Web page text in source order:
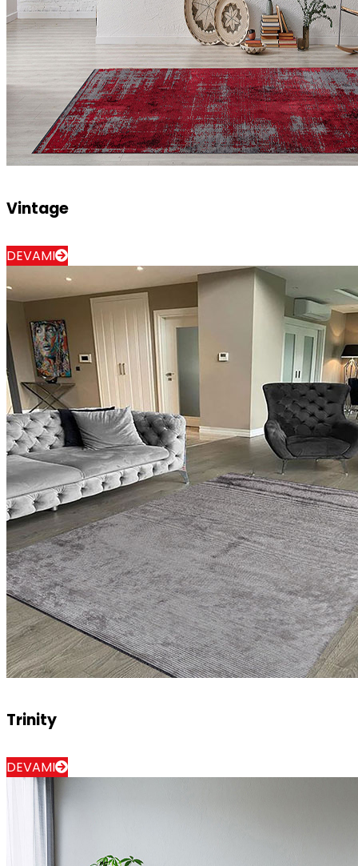
Vintage
DEVAMI
Trinity
DEVAMI